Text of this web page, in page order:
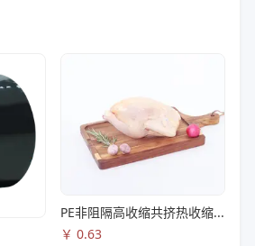
PE非阻隔高收缩共挤热收缩膜S83
￥ 0.63